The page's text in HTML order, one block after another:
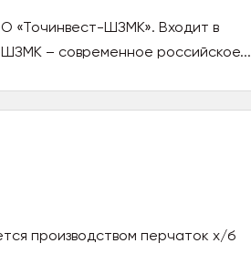
«Точинвест-ШЗМК». Входит в
– современное российское...
производством перчаток х/б